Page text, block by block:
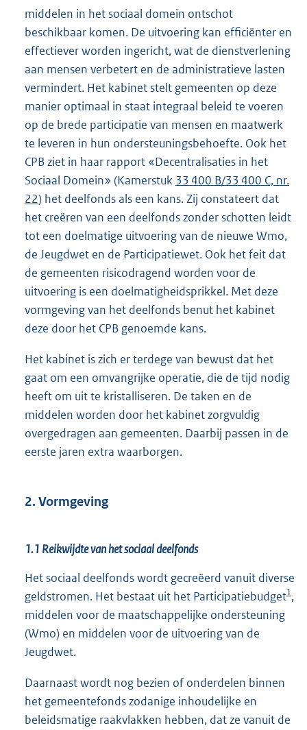
middelen in het sociaal domein ontschot
beschikbaar komen. De uitvoering kan efficiënter en
effectiever worden ingericht, wat de dienstverlening
aan mensen verbetert en de administratieve lasten
vermindert. Het kabinet stelt gemeenten op deze
manier optimaal in staat integraal beleid te voeren
op de brede participatie van mensen en maatwerk
te leveren in hun ondersteuningsbehoefte. Ook het
CPB ziet in haar rapport «Decentralisaties in het
Sociaal Domein» (Kamerstuk 33 400 B/33 400 C, nr.
22) het deelfonds als een kans. Zij constateert dat
het creëren van een deelfonds zonder schotten leidt
tot een doelmatige uitvoering van de nieuwe Wmo,
de Jeugdwet en de Participatiewet. Ook het feit dat
de gemeenten risicodragend worden voor de
uitvoering is een doelmatigheidsprikkel. Met deze
vormgeving van het deelfonds benut het kabinet
deze door het CPB genoemde kans.
Het kabinet is zich er terdege van bewust dat het
gaat om een omvangrijke operatie, die de tijd nodig
heeft om uit te kristalliseren. De taken en de
middelen worden door het kabinet zorgvuldig
overgedragen aan gemeenten. Daarbij passen in de
eerste jaren extra waarborgen.
2. Vormgeving
1.1 Reikwijdte van het sociaal deelfonds
Het sociaal deelfonds wordt gecreëerd vanuit diverse
geldstromen. Het bestaat uit het Participatiebudget1,
middelen voor de maatschappelijke ondersteuning
(Wmo) en middelen voor de uitvoering van de
Jeugdwet.
Daarnaast wordt nog bezien of onderdelen binnen
het gemeentefonds zodanige inhoudelijke en
beleidsmatige raakvlakken hebben, dat ze vanuit de